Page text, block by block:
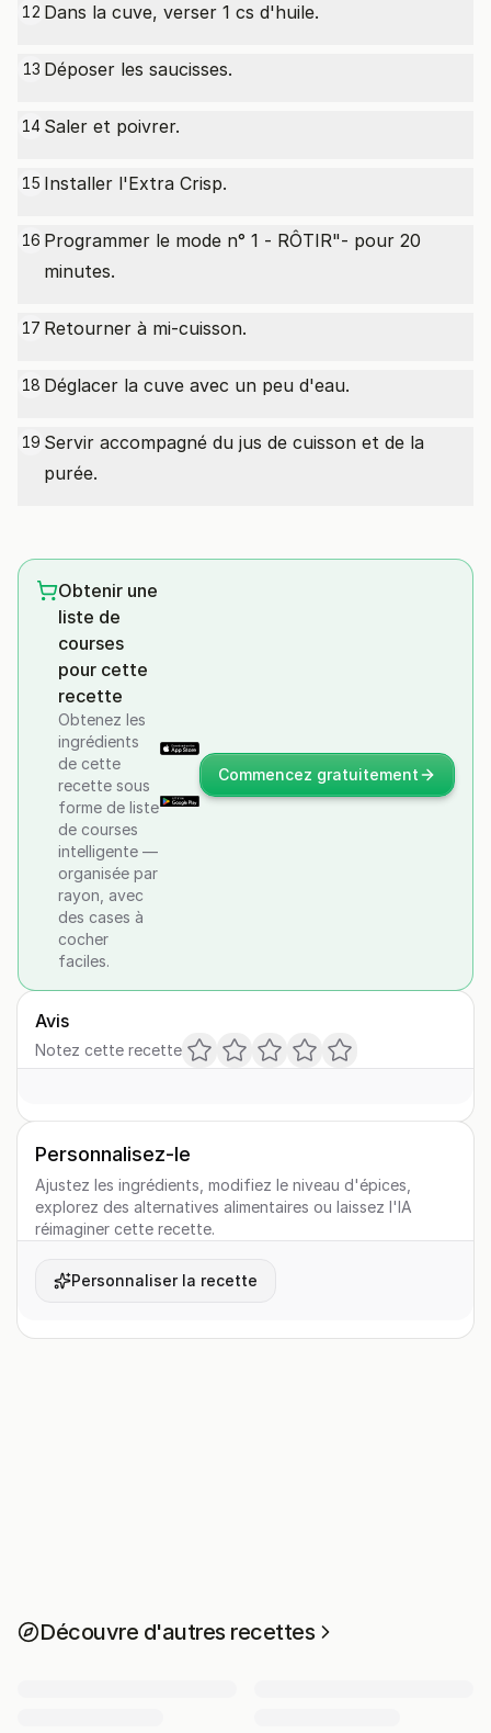
12 Dans la cuve, verser 1 cs d'huile.
13 Déposer les saucisses.
14 Saler et poivrer.
15 Installer l'Extra Crisp.
16 Programmer le mode n° 1 - RÔTIR"- pour 20
minutes.
17 Retourner à mi-cuisson.
18 Déglacer la cuve avec un peu d'eau.
19 Servir accompagné du jus de cuisson et de la
purée.
Obtenir une
liste de
courses
pour cette
recette
Obtenez les
ingrédients
de cette
recette sous
forme de liste
de courses
intelligente —
organisée par
rayon, avec
des cases à
cocher
faciles.
Commencez gratuitement
Avis
Notez cette recette
Personnalisez-le
Ajustez les ingrédients, modifiez le niveau d'épices,
explorez des alternatives alimentaires ou laissez l'IA
réimaginer cette recette.
Personnaliser la recette
Découvre d'autres recettes